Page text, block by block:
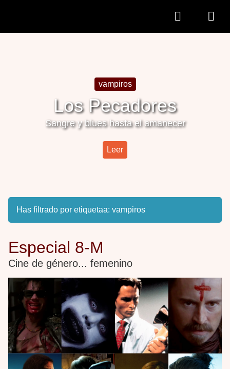
vampiros
Los Pecadores
Sangre y blues hasta el amanecer
Leer
Has filtrado por etiquetaa: vampiros
Especial 8-M
Cine de género... femenino